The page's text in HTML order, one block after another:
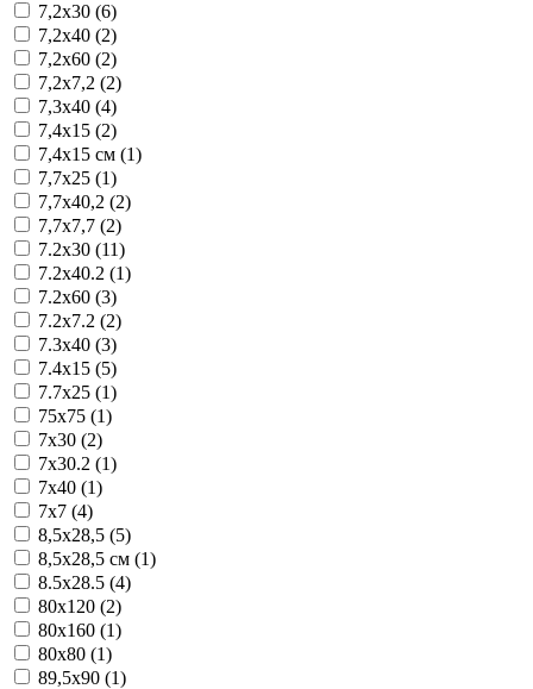
7,2x30 (6)
7,2x40 (2)
7,2x60 (2)
7,2x7,2 (2)
7,3x40 (4)
7,4x15 (2)
7,4x15 см (1)
7,7x25 (1)
7,7x40,2 (2)
7,7x7,7 (2)
7.2x30 (11)
7.2x40.2 (1)
7.2x60 (3)
7.2x7.2 (2)
7.3x40 (3)
7.4x15 (5)
7.7x25 (1)
75x75 (1)
7x30 (2)
7x30.2 (1)
7x40 (1)
7x7 (4)
8,5x28,5 (5)
8,5x28,5 см (1)
8.5x28.5 (4)
80x120 (2)
80x160 (1)
80x80 (1)
89,5x90 (1)